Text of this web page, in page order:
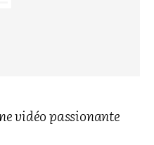
vidéo passionante